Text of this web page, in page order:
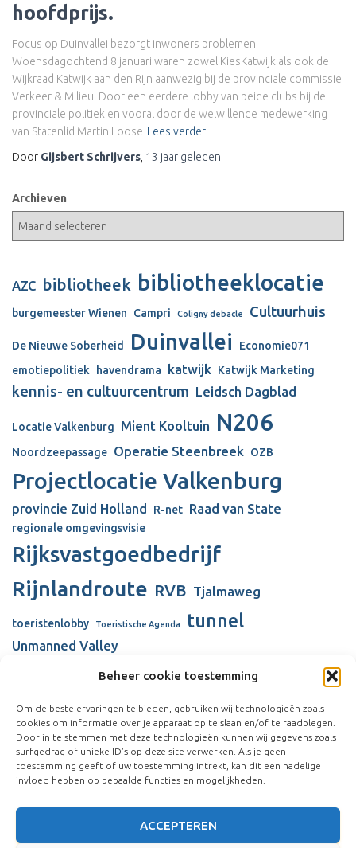
Beheer cookie toestemming
Om de beste ervaringen te bieden, gebruiken wij technologieën zoals
cookies om informatie over je apparaat op te slaan en/of te raadplegen.
Door in te stemmen met deze technologieën kunnen wij gegevens zoals
surfgedrag of unieke ID's op deze site verwerken. Als je geen
toestemming geeft of uw toestemming intrekt, kan dit een nadelige
invloed hebben op bepaalde functies en mogelijkheden.
ACCEPTEREN
hoofdprijs.
Focus op Duinvallei bezorgt inwoners problemen
Woensdagochtend 8 januari waren zowel KiesKatwijk als ook de
Wijkraad Katwijk aan den Rijn aanwezig bij de provinciale commissie
Verkeer & Milieu. Door een eerdere lobby van beide clubs bij de
provinciale politiek en vooral door de welwillende medewerking
van Statenlid Martin Loose Lees verder
Door Gijsbert Schrijvers 13 jaar geleden
Archieven
AZC bibliotheek bibliotheeklocatie
burgemeester Wienen Campri Coligny debacle Cultuurhuis
De Nieuwe Soberheid Duinvallei
Economie071
emotiepolitiek
havendrama katwijk Katwijk Marketing
kennis- en cultuurcentrum Leidsch Dagblad
Locatie Valkenburg Mient Kooltuin N206
Noordzeepassage Operatie Steenbreek OZB
Projectlocatie Valkenburg
provincie Zuid Holland R-net Raad van State
regionale omgevingsvisie
Rijksvastgoedbedrijf
Rijnlandroute RVB Tjalmaweg
toeristenlobby Toeristische Agenda tunnel
Unmanned Valley
Unmanned Valley Valkenburg
Valkenburg Valkenburgse Meer Valkenhorst
verbouw gemeentehuis Visserijschool
Vliegkamp Valkenburg Vliegveld Valkenburg Wienen-tijdperk
windmolens